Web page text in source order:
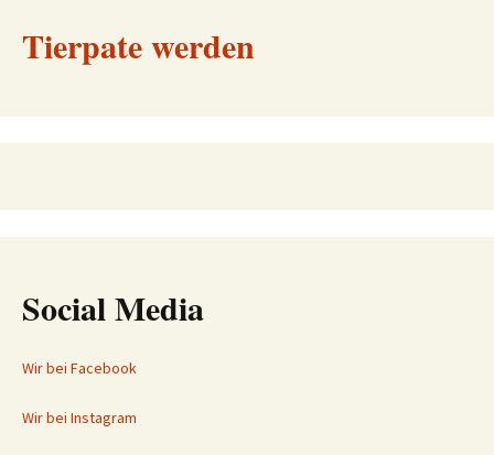
Tierpate werden
Social Media
Wir bei Facebook
Wir bei Instagram